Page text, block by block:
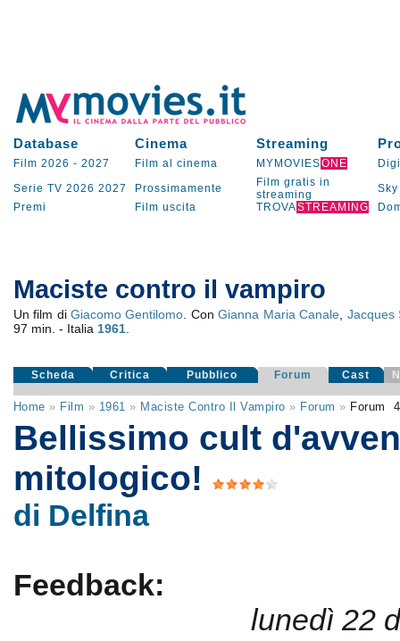
Database Cinema Streaming
Film 2026 - 2027 Film al cinema MYMOVIESONE
Serie TV 2026 2027 Prossimamente
Film gratis in
streaming
Sky
Premi
Film uscita TROVASTREAMING
Maciste contro il vampiro
Un film di Giacomo Gentilomo . ConGianna Maria Canale Jacques
97 min. - Italia 1961.
Scheda Critica Pubblico Forum Cast
Home » Film » 1961 » Maciste Contro Il Vampiro » Forum » Forum
Bellissimo cult
mitologico!
di Delfina
Feedback:
lunedì 22